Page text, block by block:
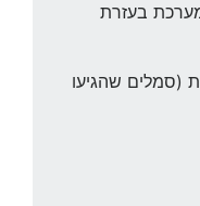
בעזרת
4 היסודות (סמלים שהגיעו